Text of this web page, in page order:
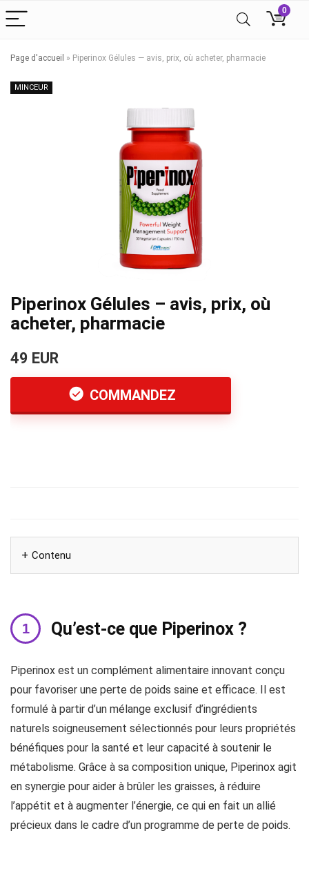
0
Page d'accueil » Piperinox Gélules — avis, prix, où acheter, pharmacie
MINCEUR
Piperinox Gélules – avis, prix, où
acheter, pharmacie
49 EUR
COMMANDEZ
Contenu
Qu’est-ce que Piperinox ?
Piperinox est un complément alimentaire innovant conçu
pour favoriser une perte de poids saine et efficace. Il est
formulé à partir d’un mélange exclusif d’ingrédients
naturels soigneusement sélectionnés pour leurs propriétés
bénéfiques pour la santé et leur capacité à soutenir le
métabolisme. Grâce à sa composition unique, Piperinox agit
en synergie pour aider à brûler les graisses, à réduire
l’appétit et à augmenter l’énergie, ce qui en fait un allié
précieux dans le cadre d’un programme de perte de poids.